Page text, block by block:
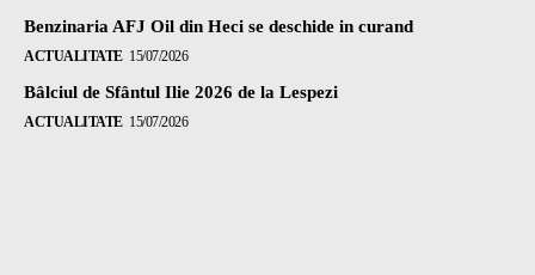
Benzinaria AFJ Oil din Heci se deschide in curand
ACTUALITATE 15/07/2026
Bâlciul de Sfântul Ilie 2026 de la Lespezi
ACTUALITATE 15/07/2026